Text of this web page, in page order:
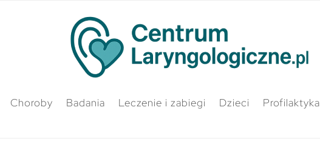
Choroby Badania Leczenie i zabiegi Dzieci Profilaktyka